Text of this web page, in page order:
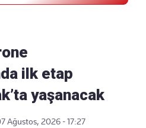
ilk etap
yaşanacak
Ağustos, 2026 - 17:27